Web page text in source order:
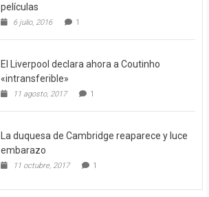
películas
6 julio, 2016 1
El Liverpool declara ahora a Coutinho
«intransferible»
11 agosto, 2017 1
La duquesa de Cambridge reaparece y luce
embarazo
11 octubre, 2017 1